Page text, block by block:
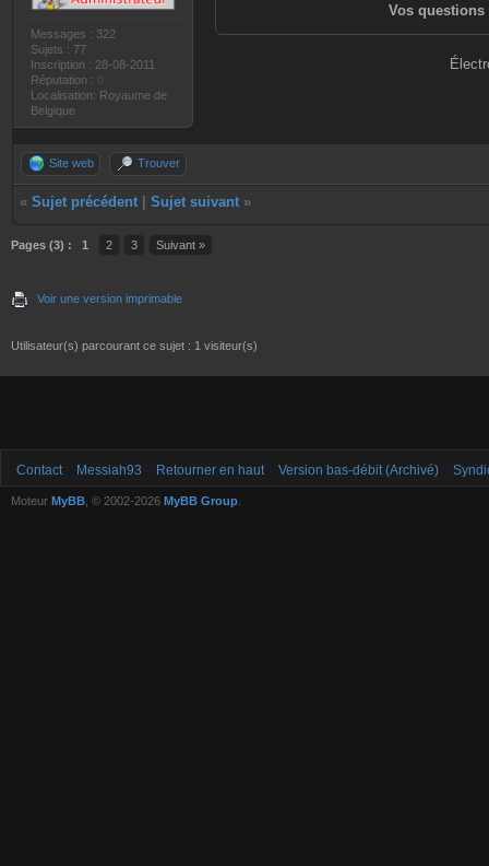
Messages : 322
Sujets : 77
Inscription : 28-08-2011
Réputation :
Localisation: Royaume de
Belgique
Vos questions
Site web Trouver
« Sujet précédent Sujet suivant »
Pages (3) : 1 2 3 Suivant »
Voir une version imprimable
Utilisateur(s) parcourant ce sujet : 1 visiteur(s)
Contact Messiah93 Retourner en haut Version bas-débit (Archivé)
Moteur MyBB , © 2002-2026 MyBB Group